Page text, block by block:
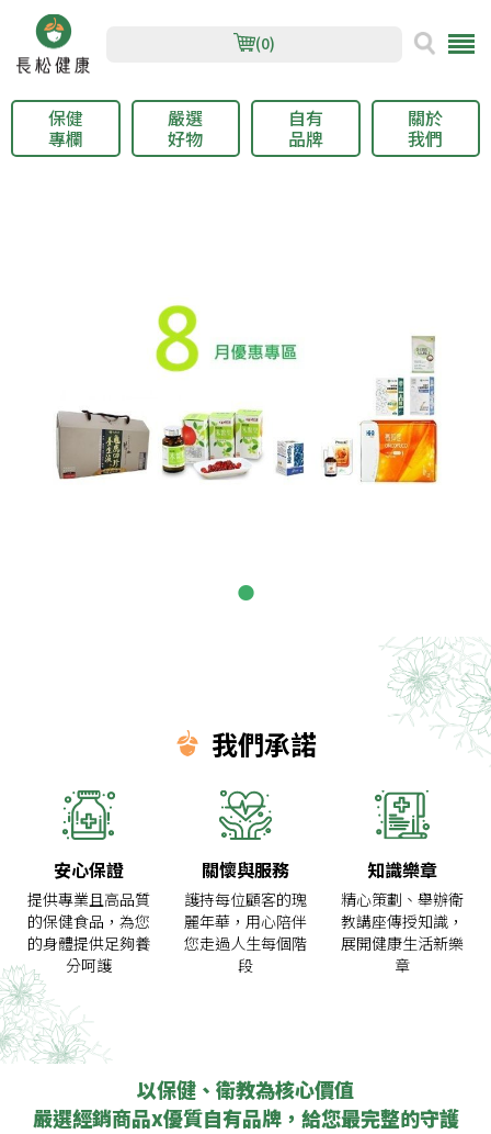
(0)
保健
專欄
嚴選
好物
自有
品牌
關於
我們
我們承諾
安心保證
提供專業且高品質
的保健食品，為您
的身體提供足夠養
分呵護
關懷與服務
護持每位顧客的瑰
麗年華， 用心陪伴
您走過人生每個階
段
知識樂章
精心策劃、舉辦衛
教講座傳授知識，
展開健康生活新樂
章
以保健、衛教為核心價值
嚴選經銷商品x優質自有品牌，給您最完整的守護